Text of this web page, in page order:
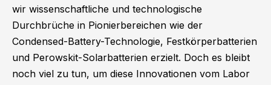
wir wissenschaftliche und technologische
Durchbrüche in Pionierbereichen wie der
Condensed-Battery-Technologie, Festkörperbatterien
und Perowskit-Solarbatterien erzielt. Doch es bleibt
noch viel zu tun, um diese Innovationen vom Labor